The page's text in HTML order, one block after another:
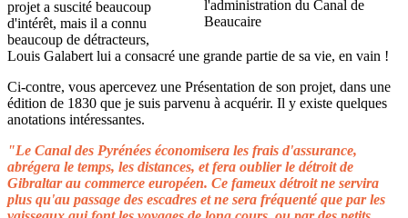
projet a suscité beaucoup
d'intérêt, mais il a connu
beaucoup de détracteurs,
Louis Galabert lui a consacré une grande partie de sa vie, en vain !
Ci-contre, vous apercevez une Présentation de son projet, dans une
édition de 1830 que je suis parvenu à acquérir. Il y existe quelques
anotations intéressantes.
"Le Canal des Pyrénées économisera les frais d'assurance,
abrégera le temps, les distances, et fera oublier le détroit de
Gibraltar au commerce européen. Ce fameux détroit ne servira
plus qu'au passage des escadres et ne sera fréquenté que par les